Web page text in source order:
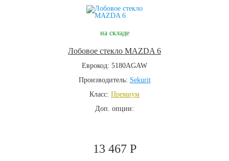
на складе
Лобовое стекло MAZDA 6
Еврокод: 5180AGAW
Производитель: Sekurit
Класс: Премиум
Доп. опции:
13 467 Р